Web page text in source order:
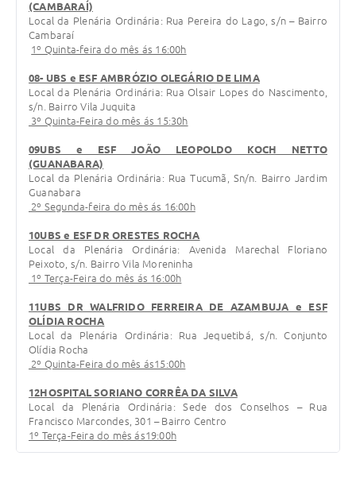
(CAMBARAÍ)
Local da Plenária Ordinária: Rua Pereira do Lago, s/n – Bairro
Cambaraí
1º Quinta-feira do mês ás 16:00h
08- UBS e ESF AMBRÓZIO OLEGÁRIO DE LIMA
Local da Plenária Ordinária: Rua Olsair Lopes do Nascimento,
s/n. Bairro Vila Juquita
3º Quinta-Feira do mês ás 15:30h
09UBS e ESF JOÃO LEOPOLDO KOCH NETTO
(GUANABARA)
Local da Plenária Ordinária: Rua Tucumã, Sn/n. Bairro Jardim
Guanabara
2º Segunda-feira do mês ás 16:00h
10UBS e ESF DR ORESTES ROCHA
Local da Plenária Ordinária: Avenida Marechal Floriano
Peixoto, s/n. Bairro Vila Moreninha
1º Terça-Feira do mês ás 16:00h
11UBS DR WALFRIDO FERREIRA DE AZAMBUJA e ESF
OLÍDIA ROCHA
Local da Plenária Ordinária: Rua Jequetibá, s/n. Conjunto
Olídia Rocha
2º Quinta-Feira do mês ás15:00h
12HOSPITAL SORIANO CORRÊA DA SILVA
Local da Plenária Ordinária: Sede dos Conselhos – Rua
Francisco Marcondes, 301 – Bairro Centro
1º Terça-Feira do mês ás19:00h